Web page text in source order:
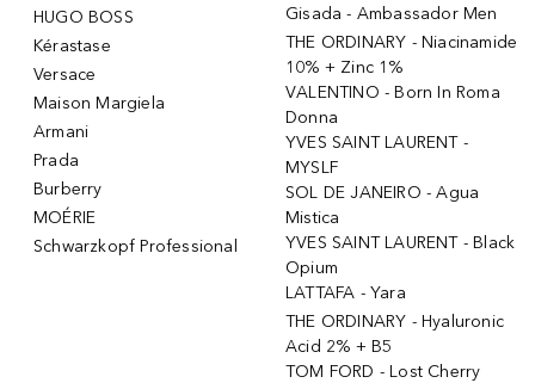
HUGO BOSS
Kérastase
Versace
Maison Margiela
Armani
Prada
Burberry
MOÉRIE
Schwarzkopf Professional
Gisada - Ambassador Men
THE ORDINARY - Niacinamide
10% + Zinc 1%
VALENTINO - Born In Roma
Donna
YVES SAINT LAURENT -
MYSLF
SOL DE JANEIRO - Agua
Mistica
YVES SAINT LAURENT - Black
Opium
LATTAFA - Yara
THE ORDINARY - Hyaluronic
Acid 2% + B5
TOM FORD - Lost Cherry